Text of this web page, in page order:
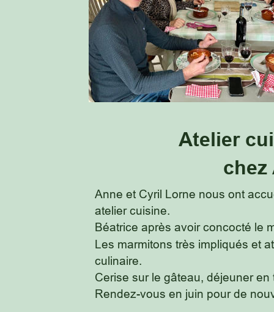
Atelier
Anne et Cyril Lorne nous ont
atelier cuisine.
Béatrice après avoir concocté le
Les marmitons très impliqués et
culinaire.
Cerise sur le gâteau, déjeuner
Rendez-vous en juin pour de